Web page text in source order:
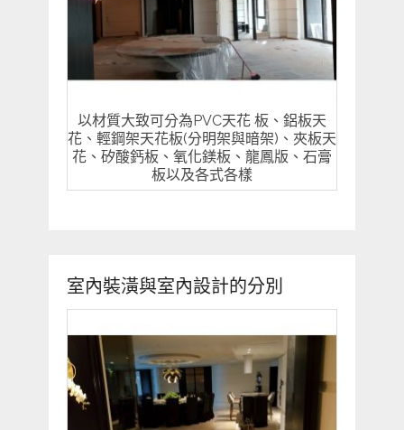
以材質大致可分為PVC天花 板、鋁板天
花、輕鋼架天花板(分明架與暗架)、夾板天
花、矽酸鈣板、氧化鎂板、龍鳳版、石膏
板以及各式各樣
室內裝潢與室內設計的分別